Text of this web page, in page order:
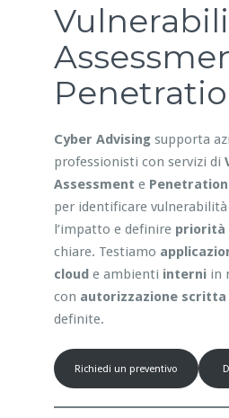
Cyber Advisingsupporta
professionisti con servizi di
Assessment e
per identificare
l’impatto e definire priorità
chiare. Testiamo
cloude ambienti interniin
con autorizzazione scritta
definite.
Richiedi un preventivo